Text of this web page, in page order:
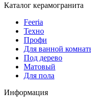
Каталог керамогранита
Feeria
Техно
Профи
Для ванной
Под дерево
Матовый
Для пола
Информация